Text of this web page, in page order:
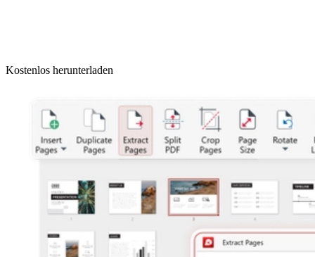
Kostenlos herunterladen